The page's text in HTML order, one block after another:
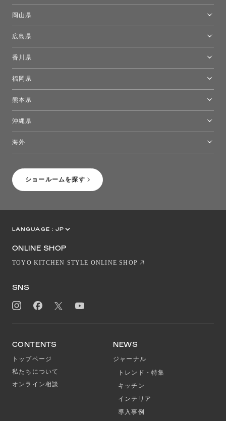
ショールームを探す
岡山県
広島県
香川県
福岡県
熊本県
沖縄県
海外
LANGUAGE : JP
ONLINE SHOP
TOYO KITCHEN STYLE ONLINE SHOP
SNS
CONTENTS
トップページ
私たちについて
オンライン相談
NEWS
ジャーナル
トレンド・特集
キッチン
インテリア
導入事例